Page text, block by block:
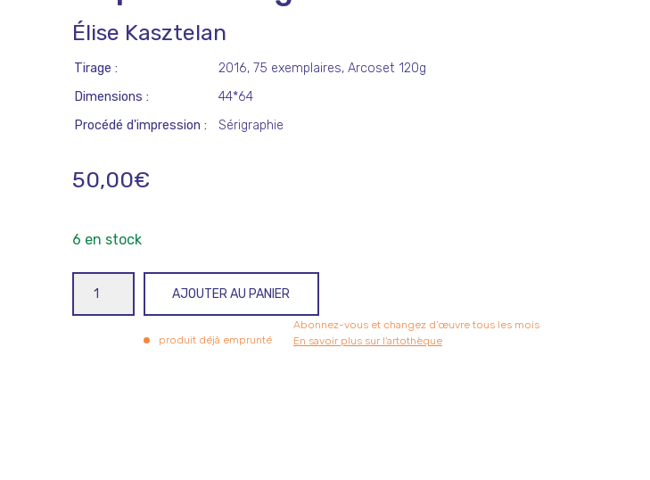
Élise Kasztelan
Tirage
2016, 75 exemplaires, Arcoset 120g
Dimensions
44*64
Procédé d'impression
Sérigraphie
50,00€
6 en stock
AJOUTER AU PANIER
produit déjà emprunté
Abonnez-vous et changez d’œuvre tous les mois
En savoir plus sur l'artothèque